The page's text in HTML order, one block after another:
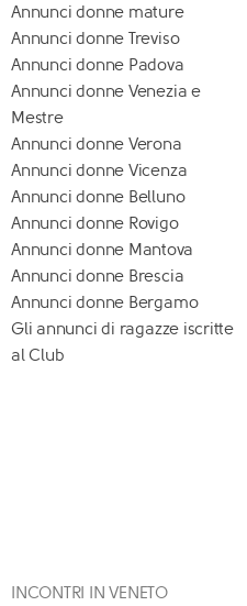
Annunci donne mature
Annunci donne Treviso
Annunci donne Padova
Annunci donne Venezia e
Mestre
Annunci donne Verona
Annunci donne Vicenza
Annunci donne Belluno
Annunci donne Rovigo
Annunci donne Mantova
Annunci donne Brescia
Annunci donne Bergamo
Gli annunci di ragazze iscritte
al Club
INCONTRI IN VENETO